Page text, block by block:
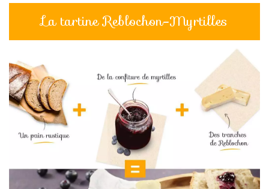
La tartine Reblochon-Myrtilles